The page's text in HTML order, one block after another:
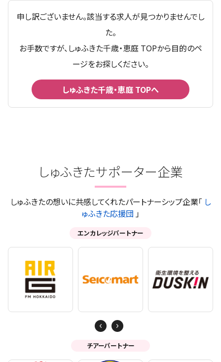
申し訳ございません。該当する求人が見つかりませんでし
た。
お手数ですが、しゅふきた千歳・恵庭 TOPから目的のペ
ージをお探しください。
しゅふきた千歳・恵庭 TOPへ
しゅふきたサポーター企業
しゅふきたの想いに共感してくれたパートナーシップ企業「 し
ゅふきた応援団 」
エンカレッジパートナー
Next
チアーパートナー